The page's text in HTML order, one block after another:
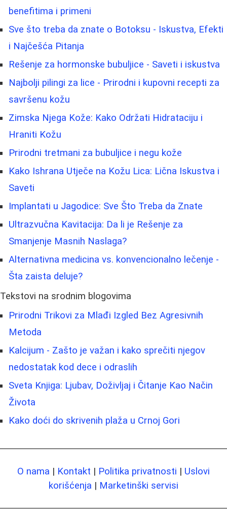
benefitima i primeni
Sve što treba da znate o Botoksu - Iskustva, Efekti
i Najčešća Pitanja
Rešenje za hormonske bubuljice - Saveti i iskustva
Najbolji pilingi za lice - Prirodni i kupovni recepti za
savršenu kožu
Zimska Njega Kože: Kako Održati Hidrataciju i
Hraniti Kožu
Prirodni tretmani za bubuljice i negu kože
Kako Ishrana Utječe na Kožu Lica: Lična Iskustva i
Saveti
Implantati u Jagodice: Sve Što Treba da Znate
Ultrazvučna Kavitacija: Da li je Rešenje za
Smanjenje Masnih Naslaga?
Alternativna medicina vs. konvencionalno lečenje -
Šta zaista deluje?
Tekstovi na srodnim blogovima
Prirodni Trikovi za Mlađi Izgled Bez Agresivnih
Metoda
Kalcijum - Zašto je važan i kako sprečiti njegov
nedostatak kod dece i odraslih
Sveta Knjiga: Ljubav, Doživljaj i Čitanje Kao Način
Života
Kako doći do skrivenih plaža u Crnoj Gori
O nama | Kontakt | Politika privatnosti | Uslovi
korišćenja | Marketinški servisi